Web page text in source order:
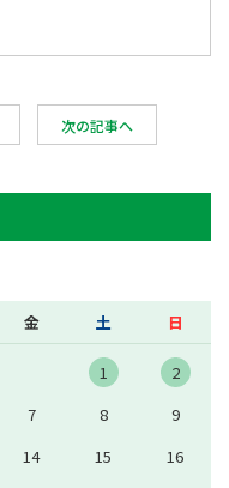
次の記事へ
金 土 日
1
2
7 8
9
14 15
16